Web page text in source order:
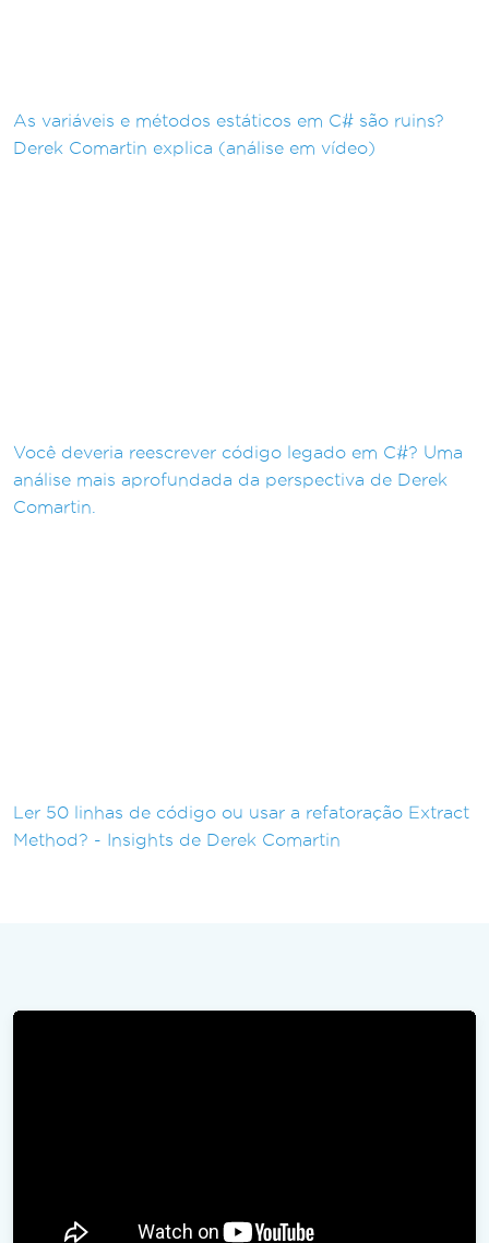
As variáveis e métodos estáticos em C# são ruins?
Derek Comartin explica (análise em vídeo)
Você deveria reescrever código legado em C#? Uma
análise mais aprofundada da perspectiva de Derek
Comartin.
Ler 50 linhas de código ou usar a refatoração Extract
Method? - Insights de Derek Comartin